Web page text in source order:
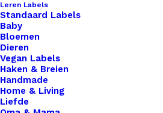
Leren Labels
Standaard Labels
Baby
Bloemen
Dieren
Vegan Labels
Haken & Breien
Handmade
Home & Living
Liefde